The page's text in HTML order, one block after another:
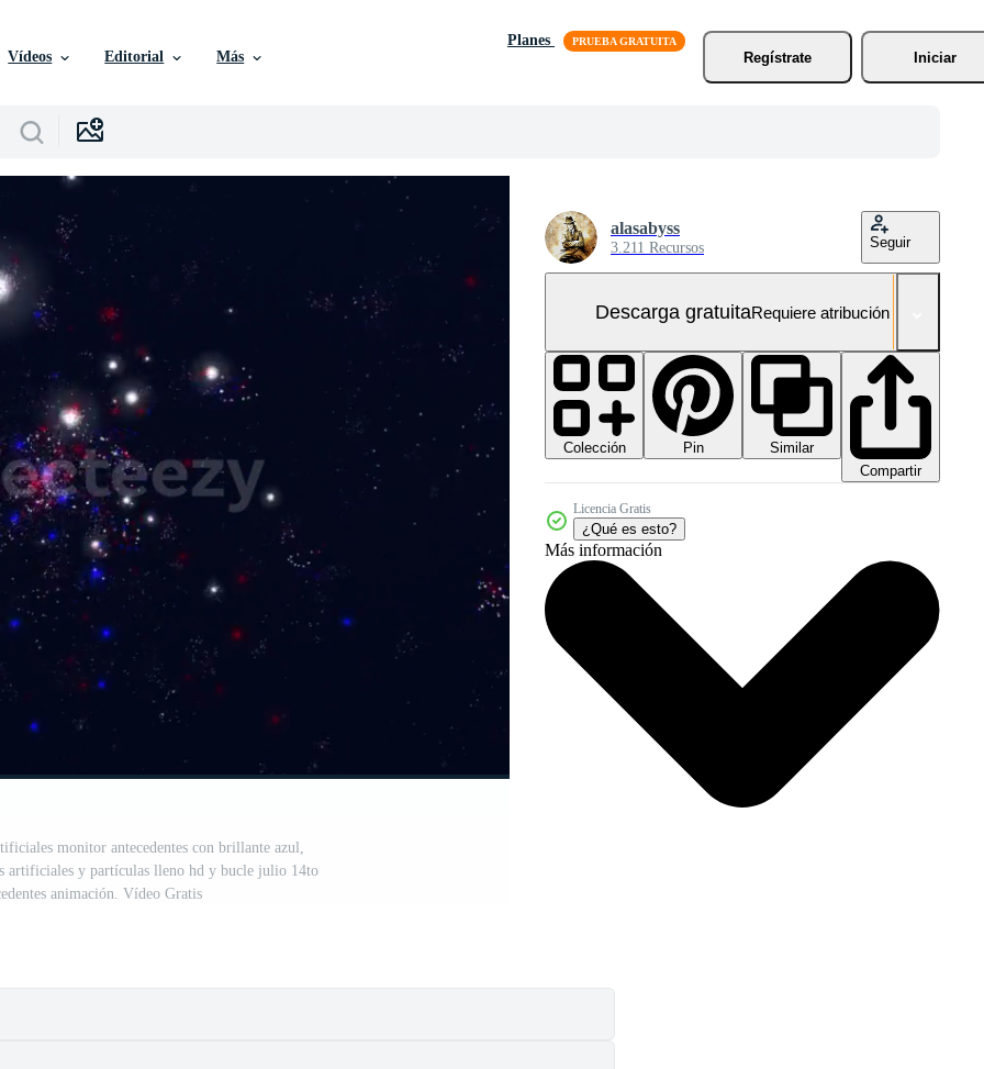
Vídeos Editorial Más
Planes
Regístrate
Iniciar
monitor antecedentes con brillante azul,
artificiales y partículas lleno hd y bucle julio 14to
animación. Vídeo Gratis
alasabyss
3.211 Recursos Seguir
Descarga gratuitaRequiere atribución
Colección Pin
Similar
Compartir
Licencia Gratis
¿Qué es esto?
Más información